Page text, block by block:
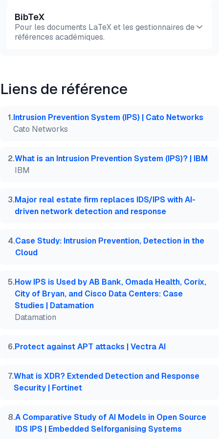
Aperçu HTML Copier
BibTeX
Pour les documents LaTeX et les gestionnaires de
références académiques.
@misc{dilmegani2026,
title  = {{IA IPS: 6 cas d'utilisation réels et
  month  = apr,
}
Liens de référence
1.Intrusion Prevention System (IPS) | Cato Networks
Cato Networks
2.What is an Intrusion Prevention System (IPS)? | IBM
IBM
3.Major real estate firm replaces IDS/IPS with AI-
driven network detection and response
4.Case Study: Intrusion Prevention, Detection in the
Cloud
5.How IPS is Used by AB Bank, Omada Health, Corix,
City of Bryan, and Cisco Data Centers: Case
Studies | Datamation
Datamation
6.Protect against APT attacks | Vectra AI
7.What is XDR? Extended Detection and Response
Security | Fortinet
8.A Comparative Study of AI Models in Open Source
IDS IPS | Embedded Selforganising Systems